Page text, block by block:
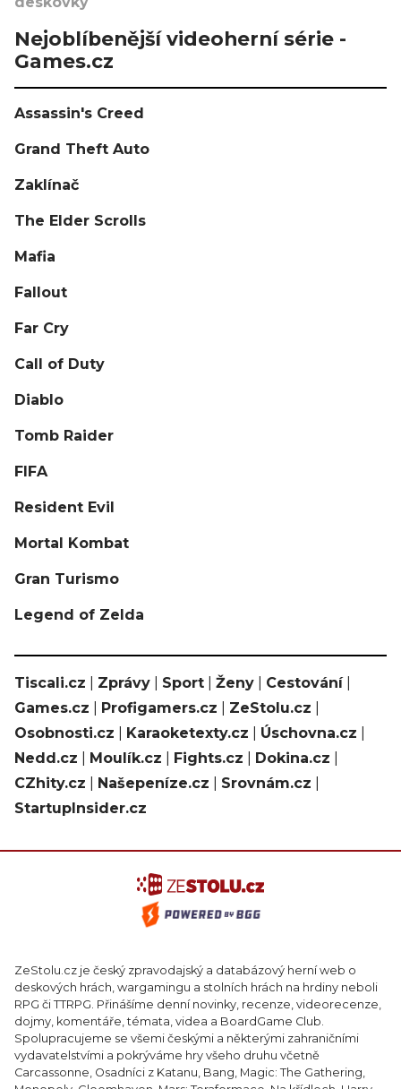
Nejoblíbenější videoherní série -
Games.cz
Assassin's Creed
Grand Theft Auto
Zaklínač
The Elder Scrolls
Mafia
Fallout
Far Cry
Call of Duty
Diablo
Tomb Raider
FIFA
Resident Evil
Mortal Kombat
Gran Turismo
Legend of Zelda
Tiscali.cz Zprávy Sport Ženy Cestování|
Games.cz
Profigamers.cz ZeStolu.cz
Osobnosti.cz
Karaoketexty.cz Úschovna.cz
Nedd.cz
Moulík.cz Fights.cz Dokina.cz
CZhity.cz
Našepeníze.cz Srovnám.cz
StartupInsider.cz
ZeStolu.cz je český zpravodajský a databázový herní web o
deskových hrách, wargamingu a stolních hrách na hrdiny neboli
RPG či TTRPG. Přinášíme denní novinky, recenze, videorecenze,
dojmy, komentáře, témata, videa a BoardGame Club.
Spolupracujeme se všemi českými a některými zahraničními
vydavatelstvími a pokrýváme hry všeho druhu včetně
Carcassonne, Osadníci z Katanu, Bang, Magic: The Gathering,